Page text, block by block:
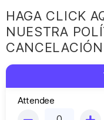
HAGA CLICK
NUESTRA
CANCELACIÓN
Attendee